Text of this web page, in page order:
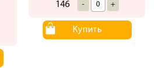
146 - +
Купить